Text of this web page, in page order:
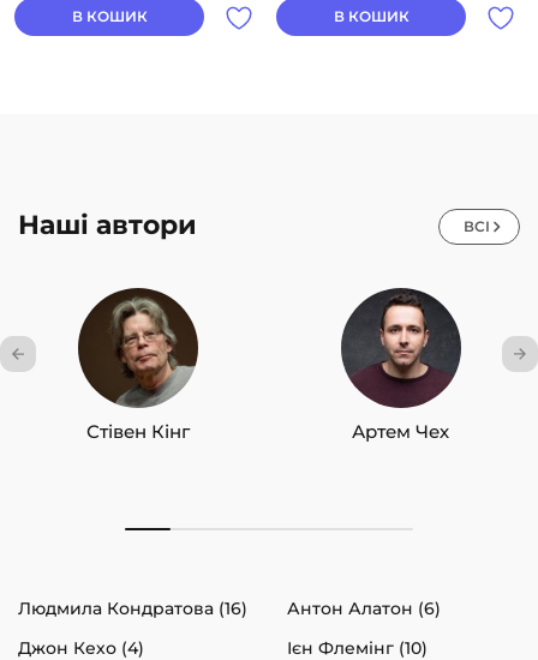
В КОШИК В КОШИК
Наші автори ВСІ
Стівен Кінг Артем Чех
Людмила Кондратова (16)
Антон Алатон (6)
Джон Кехо (4)
Ієн Флемінг (10)